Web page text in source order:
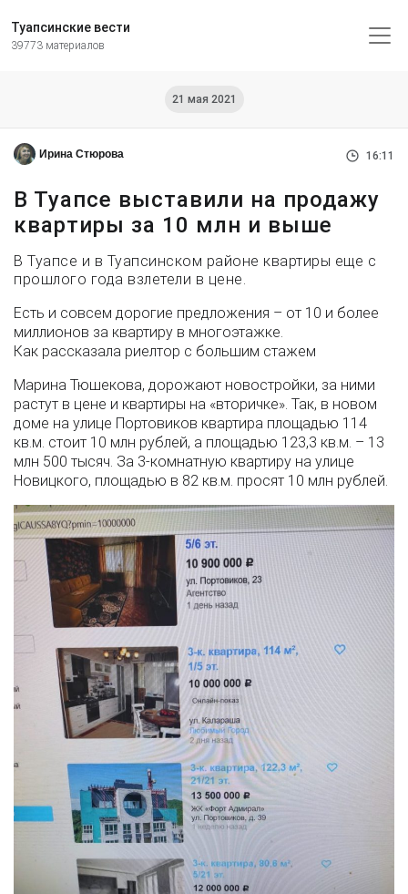
Туапсинские вести
39773 материалов
21 мая 2021
Ирина Стюрова 16:11
В Туапсе выставили на продажу
квартиры за 10 млн и выше
В Туапсе и в Туапсинском районе квартиры еще с
прошлого года взлетели в цене.
Есть и совсем дорогие предложения – от 10 и более
миллионов за квартиру в многоэтажке.
Как рассказала риелтор с большим стажем
Марина Тюшекова, дорожают новостройки, за ними
растут в цене и квартиры на «вторичке». Так, в новом
доме на улице Портовиков квартира площадью 114
кв.м. стоит 10 млн рублей, а площадью 123,3 кв.м. – 13
млн 500 тысяч. За 3-комнатную квартиру на улице
Новицкого, площадью в 82 кв.м. просят 10 млн рублей.